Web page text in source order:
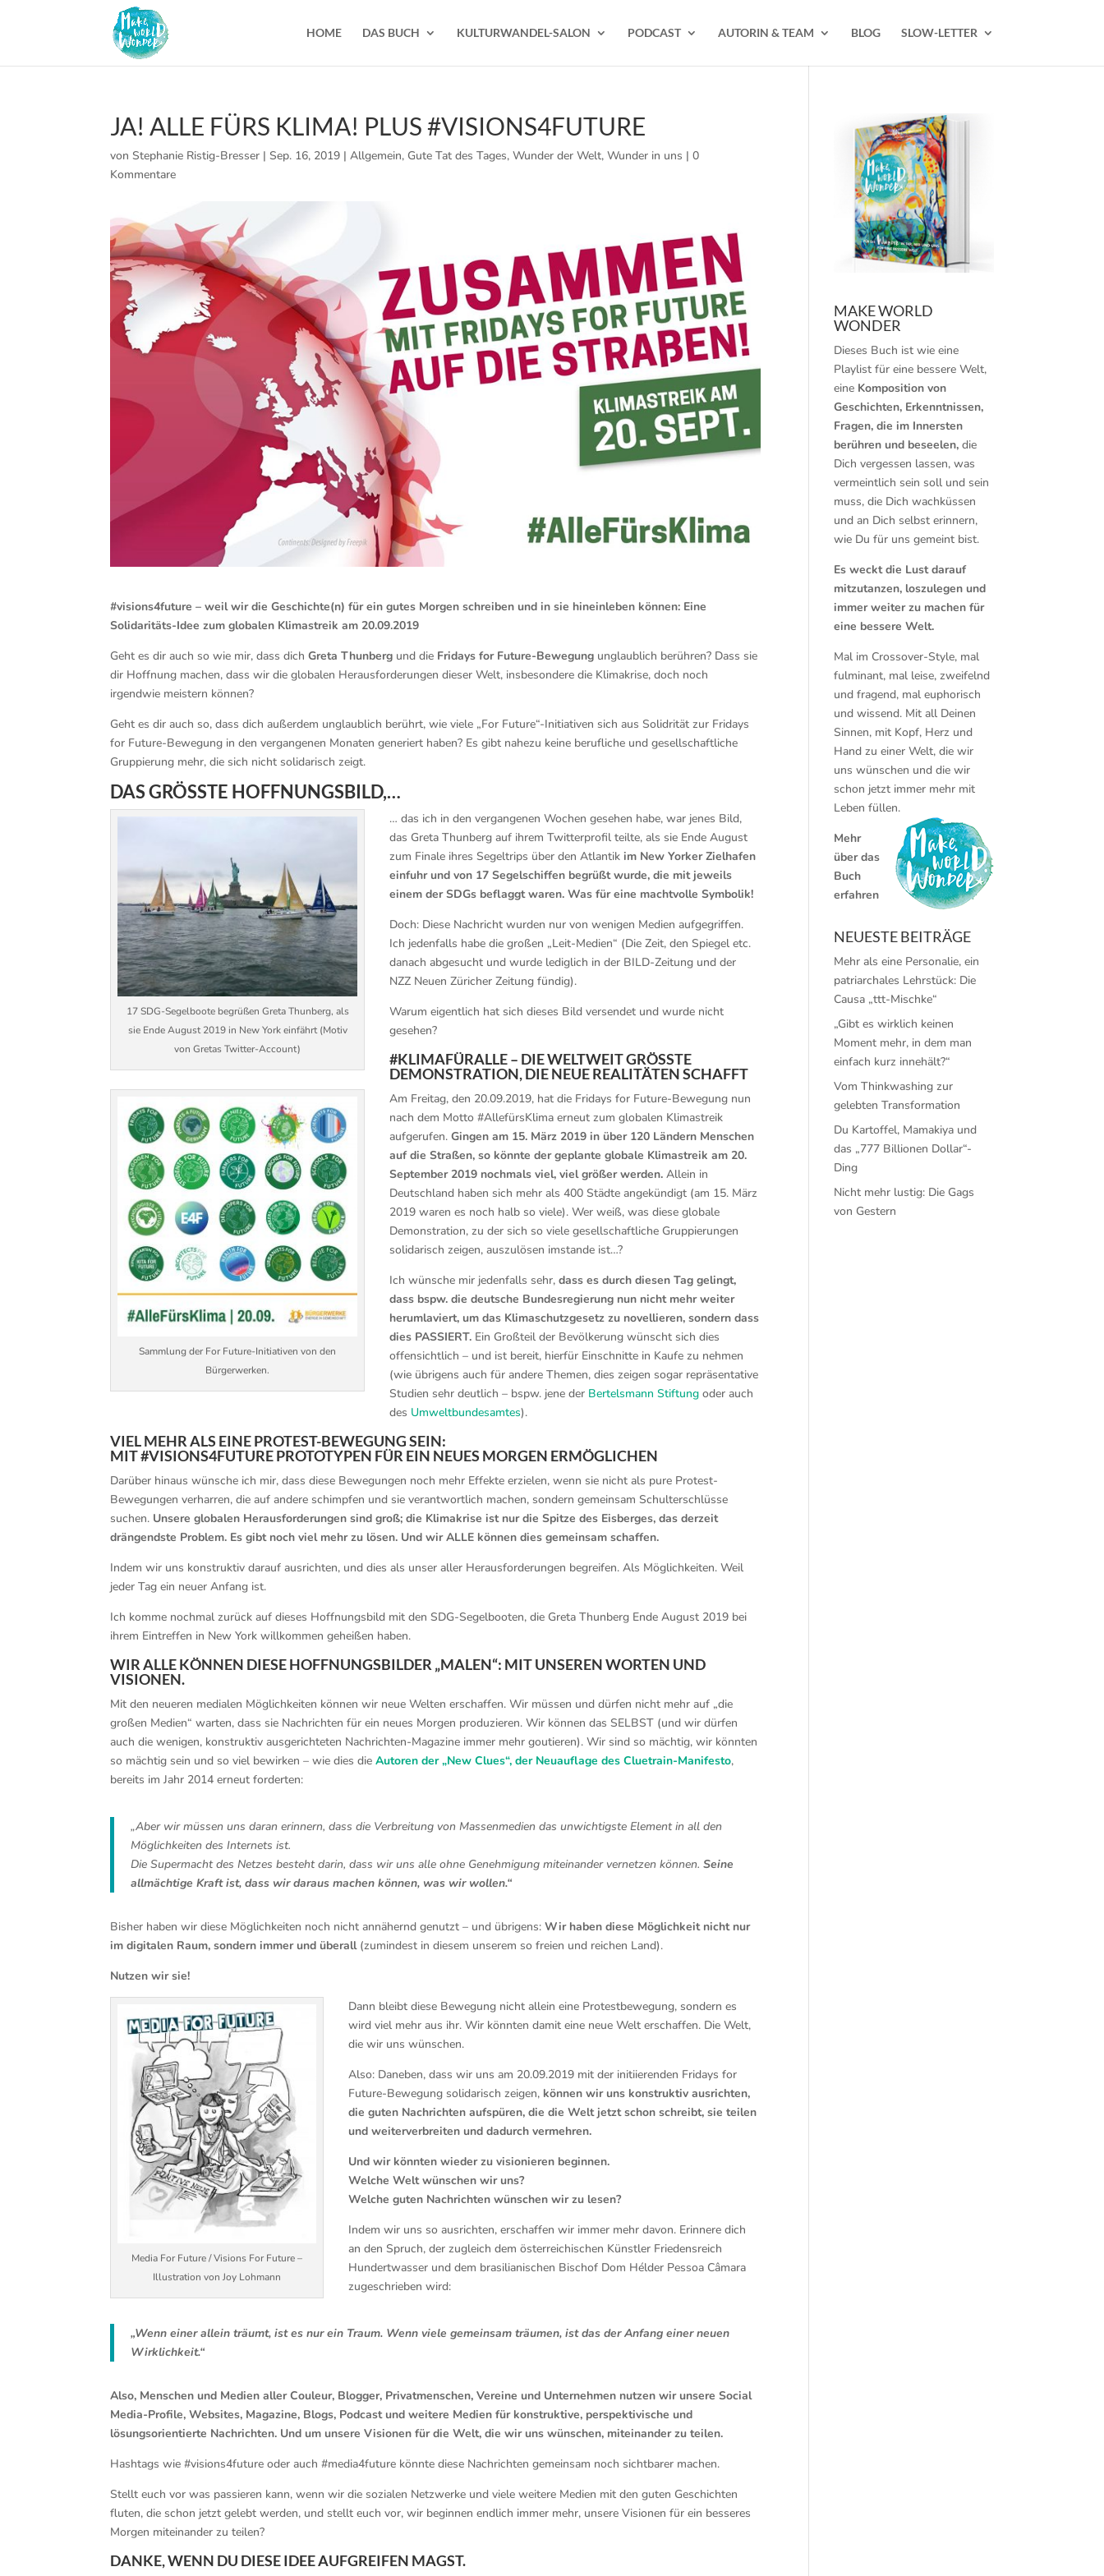
HOME DAS BUCH KULTURWANDEL-SALON PODCAST AUTORIN & TEAM BLOG SLOW-LETTER
JA! ALLE FÜRS KLIMA! PLUS #VISIONS4FUTURE
vonStephanie Ristig-Bresser |Sep. 16, 2019 |Allgemein, Gute Tat des Tages,Wunder der Welt,Wunder in uns |0
Kommentare
#visions4future – weil wir die Geschichte(n) für ein gutes Morgen schreiben und in sie hineinleben können: Eine
Solidaritäts-Idee zum globalen Klimastreik am 20.09.2019
Geht es dir auch so wie mir, dass dichGreta Thunberg und die Fridays for Future-Bewegung unglaublich berühren? Dass sie
dir Hoffnung machen, dass wir die globalen Herausforderungen dieser Welt, insbesondere die Klimakrise, doch noch
irgendwie meistern können?
Geht es dir auch so, dass dich außerdem unglaublich berührt, wie viele „For Future“-Initiativen sich aus Solidrität zur Fridays
for Future-Bewegung in den vergangenen Monaten generiert haben? Es gibt nahezu keine berufliche und gesellschaftliche
Gruppierung mehr, die sich nicht solidarisch zeigt.
DAS GRÖSSTE HOFFNUNGSBILD,…
17 SDG-Segelboote begrüßen Greta Thunberg, als
sie Ende August 2019 in New York einfährt (Motiv
von Gretas Twitter-Account)
… das ich in den vergangenen Wochen gesehen habe, war jenes Bild,
das Greta Thunberg auf ihrem Twitterprofil teilte, als sie Ende August
zum Finale ihres Segeltrips über den Atlantikim New Yorker Zielhafen
einfuhr und von 17 Segelschiffen begrüßt wurde, die mit jeweils
einem der SDGs beflaggt waren. Was für eine machtvolle Symbolik!
Doch: Diese Nachricht wurden nur von wenigen Medien aufgegriffen.
Ich jedenfalls habe die großen „Leit-Medien“ (Die Zeit, den Spiegel etc.
danach abgesucht und wurde lediglich in der BILD-Zeitung und der
NZZ Neuen Züricher Zeitung fündig).
Warum eigentlich hat sich dieses Bild versendet und wurde nicht
gesehen?
#KLIMAFÜRALLE – DIE WELTWEIT GRÖSSTE D
EMONSTRATION, DIE NEUE REALITÄTEN SCHAFFT
Sammlung der For Future-Initiativen von den
Bürgerwerken.
Am Freitag, den 20.09.2019, hat die Fridays for Future-Bewegung nun
nach dem Motto #AllefürsKlima erneut zum globalen Klimastreik
aufgerufen.Gingen am 15. März 2019 in über 120 Ländern Menschen
auf die Straßen, so könnte der geplante globale Klimastreik am 20.
September 2019 nochmals viel, viel größer werden. Allein in
Deutschland haben sich mehr als 400 Städte angekündigt (am 15. März
2019 waren es noch halb so viele). Wer weiß, was diese globale
Demonstration, zu der sich so viele gesellschaftliche Gruppierungen
solidarisch zeigen, auszulösen imstande ist…?
Ich wünsche mir jedenfalls sehr,dass es durch diesen Tag gelingt,
dass bspw. die deutsche Bundesregierung nun nicht mehr weiter
herumlaviert, um das Klimaschutzgesetz zu novellieren, sondern dass
dies PASSIERT. Ein Großteil der Bevölkerung wünscht sich dies
offensichtlich – und ist bereit, hierfür Einschnitte in Kaufe zu nehmen
(wie übrigens auch für andere Themen, dies zeigen sogar repräsentative
Studien sehr deutlich – bspw. jene der Bertelsmann Stiftung oder auch
des Umweltbundesamtes).
VIEL MEHR ALS EINE PROTEST-BEWEGUNG SEIN:
MIT #VISIONS4FUTURE PROTOTYPEN FÜR EIN NEUES MORGEN ERMÖGLICHEN
Darüber hinaus wünsche ich mir, dass diese Bewegungen noch mehr Effekte erzielen, wenn sie nicht als pure Protest-
Bewegungen verharren, die auf andere schimpfen und sie verantwortlich machen, sondern gemeinsam Schulterschlüsse
suchen. Unsere globalen Herausforderungen sind groß; die Klimakrise ist nur die Spitze des Eisberges, das derzeit
drängendste Problem. Es gibt noch viel mehr zu lösen. Und wir ALLE können dies gemeinsam schaffen.
Indem wir uns konstruktiv darauf ausrichten, und dies als unser aller Herausforderungen begreifen. Als Möglichkeiten. Weil
jeder Tag ein neuer Anfang ist.
Ich komme nochmal zurück auf dieses Hoffnungsbild mit den SDG-Segelbooten, die Greta Thunberg Ende August 2019 bei
ihrem Eintreffen in New York willkommen geheißen haben.
WIR ALLE KÖNNEN DIESE HOFFNUNGSBILDER „MALEN“: MIT UNSEREN WORTEN UND
VISIONEN.
Mit den neueren medialen Möglichkeiten können wir neue Welten erschaffen. Wir müssen und dürfen nicht mehr auf „die
großen Medien“ warten, dass sie Nachrichten für ein neues Morgen produzieren. Wir können das SELBST (und wir dürfen
auch die wenigen, konstruktiv ausgerichteten Nachrichten-Magazine immer mehr goutieren). Wir sind so mächtig, wir könnten
so mächtig sein und so viel bewirken – wie dies dieAutoren der „New Clues“, der Neuauflage des Cluetrain-Manifesto,
bereits im Jahr 2014 erneut forderten:
„Aber wir müssen uns daran erinnern, dass die Verbreitung von Massenmedien das unwichtigste Element in all den
Möglichkeiten des Internets ist.
Die Supermacht des Netzes besteht darin, dass wir uns alle ohne Genehmigung miteinander vernetzen können.Seine
allmächtige Kraft ist, dass wir daraus machen können, was wir wollen.“
Bisher haben wir diese Möglichkeiten noch nicht annähernd genutzt – und übrigens:Wir haben diese Möglichkeit nicht nur
im digitalen Raum, sondern immer und überall(zumindest in diesem unserem so freien und reichen Land).
Nutzen wir sie!
Media For Future / Visions For Future –
Illustration von Joy Lohmann
Dann bleibt diese Bewegung nicht allein eine Protestbewegung, sondern es
wird viel mehr aus ihr. Wir könnten damit eine neue Welt erschaffen. Die Welt,
die wir uns wünschen.
Also: Daneben, dass wir uns am 20.09.2019 mit der initiierenden Fridays for
Future-Bewegung solidarisch zeigen, können wir uns konstruktiv ausrichten,
die guten Nachrichten aufspüren, die die Welt jetzt schon schreibt, sie teilen
und weiterverbreiten und dadurch vermehren.
Und wir könnten wieder zu visionieren beginnen.
Welche Welt wünschen wir uns?
Welche guten Nachrichten wünschen wir zu lesen?
Indem wir uns so ausrichten, erschaffen wir immer mehr davon. Erinnere dich
an den Spruch, der zugleich dem österreichischen Künstler Friedensreich
Hundertwasser und dem brasilianischen Bischof Dom Hélder Pessoa Câmara
zugeschrieben wird:
„Wenn einer allein träumt, ist es nur ein Traum. Wenn viele gemeinsam träumen, ist das der Anfang einer neuen
Wirklichkeit.“
Also, Menschen und Medien aller Couleur, Blogger, Privatmenschen, Vereine und Unternehmen nutzen wir unsere Social
Media-Profile, Websites, Magazine, Blogs, Podcast und weitere Medien für konstruktive, perspektivische und
lösungsorientierte Nachrichten. Und um unsere Visionen für die Welt, die wir uns wünschen, miteinander zu teilen.
Hashtags wie #visions4future oder auch #media4future könnte diese Nachrichten gemeinsam noch sichtbarer machen.
Stellt euch vor was passieren kann, wenn wir die sozialen Netzwerke und viele weitere Medien mit den guten Geschichten
fluten, die schon jetzt gelebt werden, und stellt euch vor, wir beginnen endlich immer mehr, unsere Visionen für ein besseres
Morgen miteinander zu teilen?
DANKE, WENN DU DIESE IDEE AUFGREIFEN MAGST.
MAKE WORLD
WONDER
Dieses Buch ist wie eine
Playlist für eine bessere Welt,
eine Komposition von
Geschichten, Erkenntnissen,
Fragen, die im Innersten
berühren und beseelen, die
Dich vergessen lassen, was
vermeintlich sein soll und sein
muss, die Dich wachküssen
und an Dich selbst erinnern,
wie Du für uns gemeint bist.
Es weckt die Lust darauf
mitzutanzen, loszulegen und
immer weiter zu machen für
eine bessere Welt.
Mal im Crossover-Style, mal
fulminant, mal leise, zweifelnd
und fragend, mal euphorisch
und wissend. Mit all Deinen
Sinnen, mit Kopf, Herz und
Hand zu einer Welt, die wir
uns wünschen und die wir
schon jetzt immer mehr mit
Leben füllen.
Mehr
über das
Buch
erfahren
NEUESTE BEITRÄGE
Mehr als eine Personalie, ein
patriarchales Lehrstück: Die
Causa „ttt-Mischke“
„Gibt es wirklich keinen
Moment mehr, in dem man
einfach kurz innehält?“
Vom Thinkwashing zur
gelebten Transformation
Du Kartoffel, Mamakiya und
das „777 Billionen Dollar“-
Ding
Nicht mehr lustig: Die Gags
von Gestern